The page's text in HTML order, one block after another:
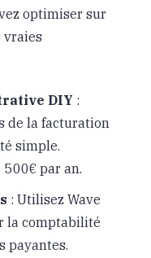
optimiser sur
vraies
DIY :
de la facturation
simple.
500€ par an.
: Utilisez Wave
la comptabilité
payantes.